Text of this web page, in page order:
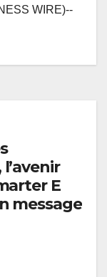
WIRE)--
E
message